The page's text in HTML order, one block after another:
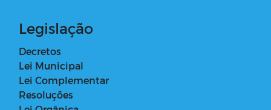
Legislação
Decretos
Lei Municipal
Lei Complementar
Resoluções